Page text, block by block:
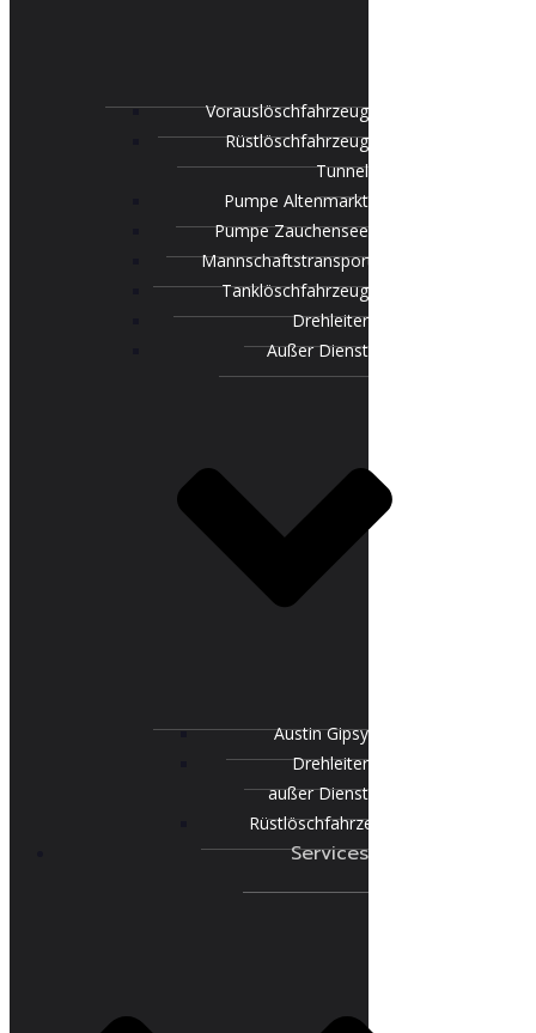
Vorauslöschfahrzeug
Rüstlöschfahrzeug
Tunnel
Pumpe Altenmarkt
Pumpe Zauchensee
Mannschaftstransportfahrzeug
Tanklöschfahrzeug
Drehleiter
Außer Dienst
Austin Gipsy
Drehleiter
außer Dienst
Rüstlöschfahrzeug
Services